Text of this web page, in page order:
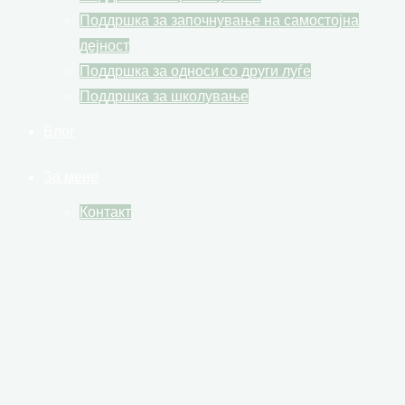
Поддршка за започнување на самостојна
дејност
Поддршка за односи со други луѓе
Поддршка за школување
Контакт